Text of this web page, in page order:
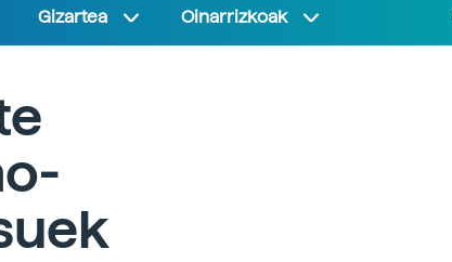
Gizartea Oinarrizkoak